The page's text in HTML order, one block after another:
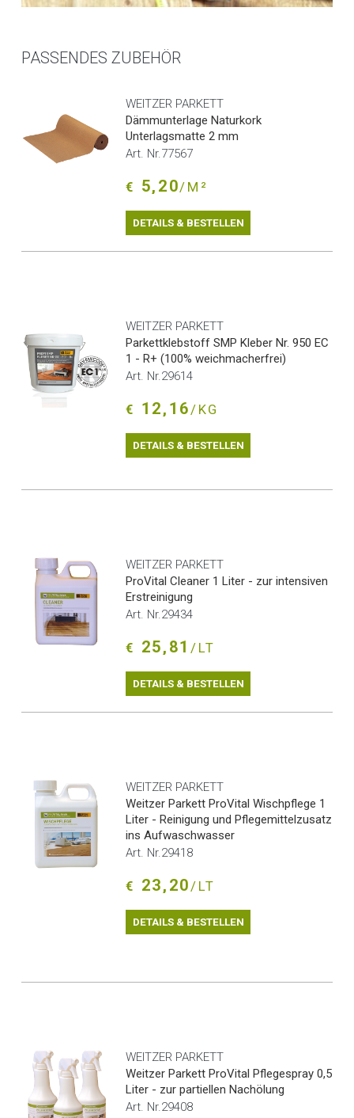
PASSENDES ZUBEHÖR
WEITZER PARKETT
Dämmunterlage Naturkork
Unterlagsmatte 2 mm
Art. Nr.77567
€ 5,20/M²
DETAILS & BESTELLEN
WEITZER PARKETT
Parkettklebstoff SMP Kleber Nr. 950 EC
1 - R+ (100% weichmacherfrei)
Art. Nr.29614
€ 12,16/KG
DETAILS & BESTELLEN
WEITZER PARKETT
ProVital Cleaner 1 Liter - zur intensiven
Erstreinigung
Art. Nr.29434
€ 25,81/LT
DETAILS & BESTELLEN
WEITZER PARKETT
Weitzer Parkett ProVital Wischpflege 1
Liter - Reinigung und Pflegemittelzusatz
ins Aufwaschwasser
Art. Nr.29418
€ 23,20/LT
DETAILS & BESTELLEN
WEITZER PARKETT
Weitzer Parkett ProVital Pflegespray 0,5
Liter - zur partiellen Nachölung
Art. Nr.29408